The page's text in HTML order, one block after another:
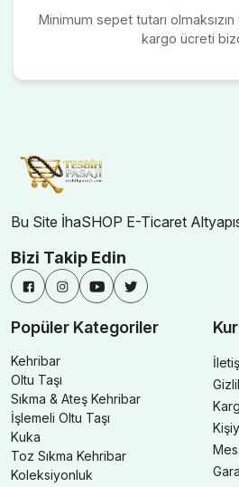
Minimum sepet tutarı
kargo ücreti
Bu Site İhaSHOP E-Ticaret
Bizi Takip Edin
Popüler Kategoriler
Kehribar
Oltu Taşı
Sıkma & Ateş Kehribar
İşlemeli Oltu Taşı
Kuka
Toz Sıkma Kehribar
Koleksiyonluk